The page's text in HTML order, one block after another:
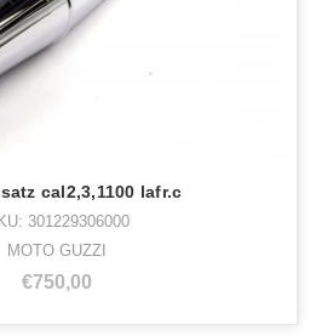
cal2,3,1100 lafr.c
301229306000
MOTO GUZZI
€750,00